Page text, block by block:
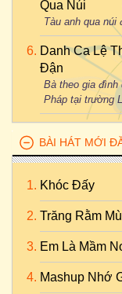
Qua Núi
Tàu anh qua núi
Danh Ca Lệ
Đận
Bà theo gia đình
Pháp tại trường
BÀI HÁT MỚI
Khóc Đấy
Trăng Rằm
Em Là Mầm
Mashup Nhớ